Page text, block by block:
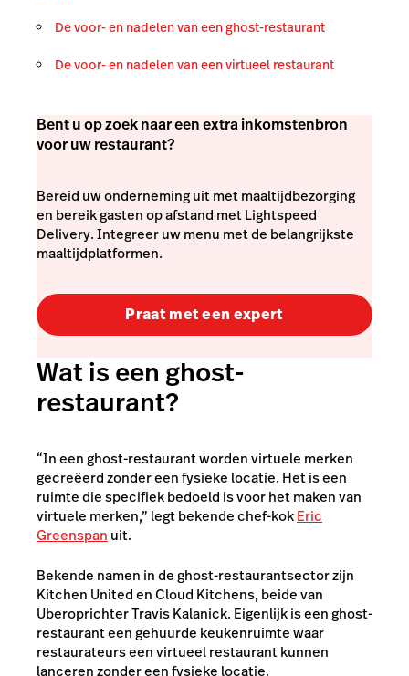
De voor- en nadelen van een ghost-restaurant
De voor- en nadelen van een virtueel restaurant
Bent u op zoek naar een extra inkomstenbron
voor uw restaurant?
Bereid uw onderneming uit met maaltijdbezorging
en bereik gasten op afstand met Lightspeed
Delivery. Integreer uw menu met de belangrijkste
maaltijdplatformen.
Praat met een expert
Wat is een ghost-
restaurant?
“In een ghost-restaurant worden virtuele merken
gecreëerd zonder een fysieke locatie. Het is een
ruimte die specifiek bedoeld is voor het maken van
virtuele merken,” legt bekende chef-kokEric
Greenspan uit.
Bekende namen in de ghost-restaurantsector zijn
Kitchen UnitedenCloud Kitchens, beide van
Uberoprichter Travis Kalanick. Eigenlijk is een ghost-
restaurant een gehuurde keukenruimte waar
restaurateurs een virtueel restaurant kunnen
lanceren zonder een fysieke locatie.